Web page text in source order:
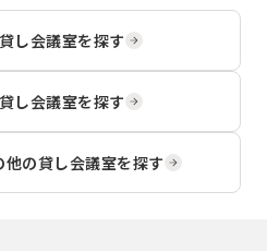
し会議室を探す
し会議室を探す
他の貸し会議室を探す